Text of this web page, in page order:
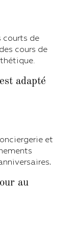
courts de
cours de
adapté
et
.
au